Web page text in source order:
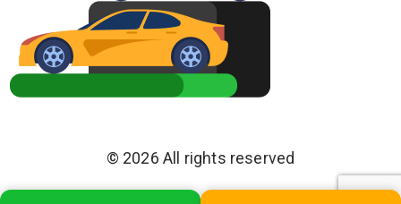
© 2026 All rights reserved
Polityka Prywatności